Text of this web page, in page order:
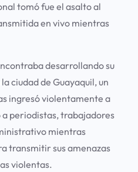
tomó fue el asalto al
en vivo mientras
desarrollando su
ciudad de Guayaquil, un
ingresó violentamente a
a periodistas, trabajadores
mientras
transmitir sus amenazas
violentas.